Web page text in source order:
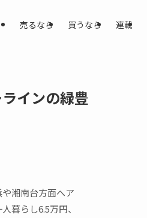
売るなら 買うなら 連載
インの緑豊
湘南台方面へア
暮らし6.5万円、